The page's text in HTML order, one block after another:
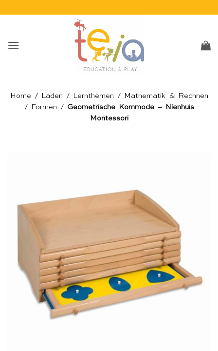
Home / Laden / Lernthemen /
Mathematik & Rechnen
/
Formen /
Geometrische Kommode – Nienhuis
Montessori